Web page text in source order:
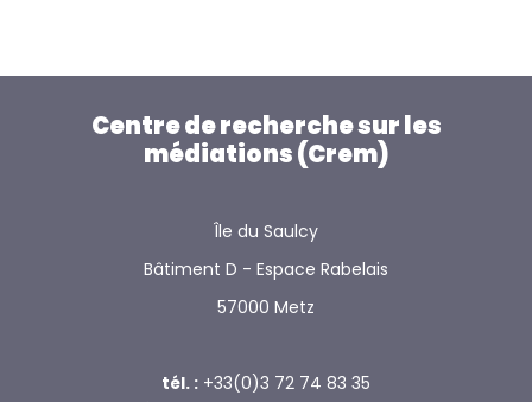
Centre de recherche sur les
médiations (Crem)
Île du Saulcy
Bâtiment D - Espace Rabelais
57000 Metz
tél. : +33(0)3 72 74 83 35